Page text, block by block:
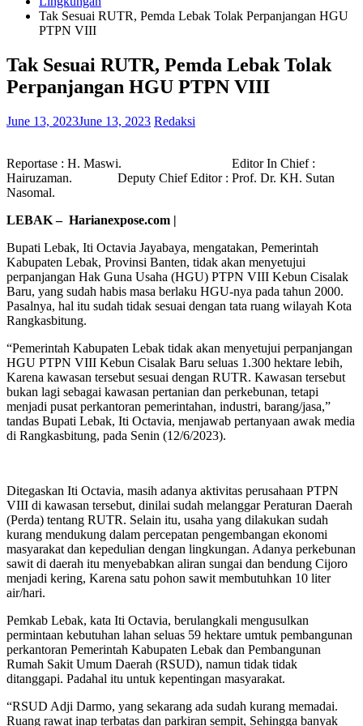
Tak Sesuai RUTR, Pemda Lebak Tolak Perpanjangan HGU
PTPN VIII
Tak Sesuai RUTR, Pemda Lebak Tolak
Perpanjangan HGU PTPN VIII
June 13, 2023June 13, 2023 Redaksi
Reportase : H. Maswi. Editor In Chief :
Hairuzaman. Deputy Chief Editor : Prof. Dr. KH. Sutan
Nasomal.
LEBAK – Harianexpose.com |
Bupati Lebak, Iti Octavia Jayabaya, mengatakan, Pemerintah
Kabupaten Lebak, Provinsi Banten, tidak akan menyetujui
perpanjangan Hak Guna Usaha (HGU) PTPN VIII Kebun Cisalak
Baru, yang sudah habis masa berlaku HGU-nya pada tahun 2000.
Pasalnya, hal itu sudah tidak sesuai dengan tata ruang wilayah Kota
Rangkasbitung.
“Pemerintah Kabupaten Lebak tidak akan menyetujui perpanjangan
HGU PTPN VIII Kebun Cisalak Baru seluas 1.300 hektare lebih,
Karena kawasan tersebut sesuai dengan RUTR. Kawasan tersebut
bukan lagi sebagai kawasan pertanian dan perkebunan, tetapi
menjadi pusat perkantoran pemerintahan, industri, barang/jasa,”
tandas Bupati Lebak, Iti Octavia, menjawab pertanyaan awak media
di Rangkasbitung, pada Senin (12/6/2023).
Ditegaskan Iti Octavia, masih adanya aktivitas perusahaan PTPN
VIII di kawasan tersebut, dinilai sudah melanggar Peraturan Daerah
(Perda) tentang RUTR. Selain itu, usaha yang dilakukan sudah
kurang mendukung dalam percepatan pengembangan ekonomi
masyarakat dan kepedulian dengan lingkungan. Adanya perkebunan
sawit di daerah itu menyebabkan aliran sungai dan bendung Cijoro
menjadi kering, Karena satu pohon sawit membutuhkan 10 liter
air/hari.
Pemkab Lebak, kata Iti Octavia, berulangkali mengusulkan
permintaan kebutuhan lahan seluas 59 hektare umtuk pembangunan
perkantoran Pemerintah Kabupaten Lebak dan Pembangunan
Rumah Sakit Umum Daerah (RSUD), namun tidak tidak
ditanggapi. Padahal itu untuk kepentingan masyarakat.
“RSUD Adji Darmo, yang sekarang ada sudah kurang memadai.
Ruang rawat inap terbatas dan parkiran sempit, Sehingga banyak